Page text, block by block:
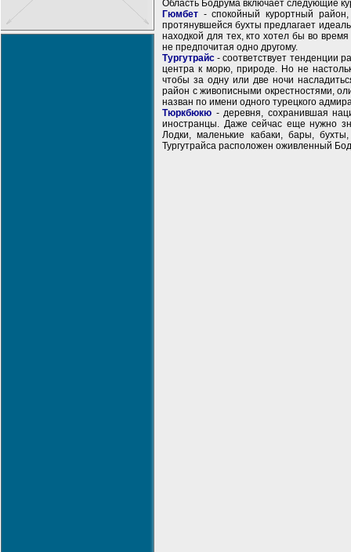
Область Бодрума включает следующие
Гюмбет - спокойный курортный
протянувшейся бухты предлагает
находкой для тех, кто хотел бы во
не предпочитая одно другому.
Тургутрайс - соответствует тенденции
центра к морю, природе. Но не
чтобы за одну или две ночи
район с живописными окрестностями,
назван по имени одного турецкого
Тюркбюкю - деревня, сохранившая
иностранцы. Даже сейчас еще нужно
Лодки, маленькие кабаки, бары,
Тургутрайса расположен оживленный